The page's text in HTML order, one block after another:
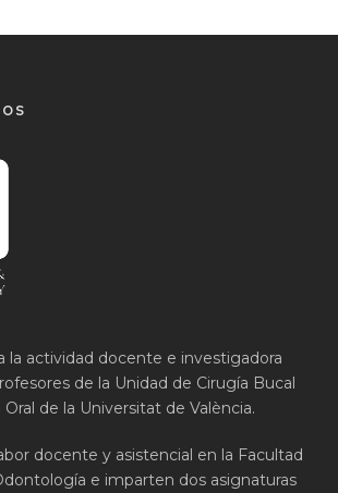
la actividad docente e investigadora
de la Unidad de Cirugía Bucal
de la Universitat de València.
docente y asistencial en la Facultad
e imparten dos asignaturas